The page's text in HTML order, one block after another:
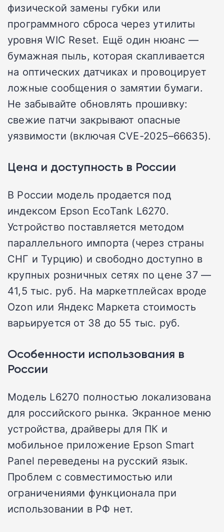
физической замены губки или
программного сброса через утилиты
уровня WIC Reset. Ещё один нюанс —
бумажная пыль, которая скапливается
на оптических датчиках и провоцирует
ложные сообщения о замятии бумаги.
Не забывайте обновлять прошивку:
свежие патчи закрывают опасные
уязвимости (включая CVE-2025–66635).
Цена и доступность в России
В России модель продается под
индексом Epson EcoTank L6270.
Устройство поставляется методом
параллельного импорта (через страны
СНГ и Турцию) и свободно доступно в
крупных розничных сетях по цене 37 —
41,5 тыс. руб. На маркетплейсах вроде
Ozon или Яндекс Маркета стоимость
варьируется от 38 до 55 тыс. руб.
Особенности использования в
России
Модель L6270 полностью локализована
для российского рынка. Экранное меню
устройства, драйверы для ПК и
мобильное приложение Epson Smart
Panel переведены на русский язык.
Проблем с совместимостью или
ограничениями функционала при
использовании в РФ нет.